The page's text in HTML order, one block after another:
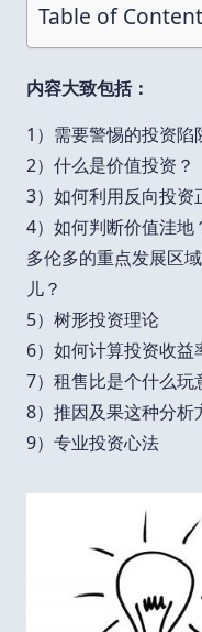
Table of
内容大致包括：
1）需要警惕的投资陷
2）什么是价值投资？
3）如何利用反向投资
4）如何判断价值洼地
多伦多的重点发展区
儿？
5）树形投资理论
6）如何计算投资收益
7）租售比是个什么玩
8）推因及果这种分析
9）专业投资心法